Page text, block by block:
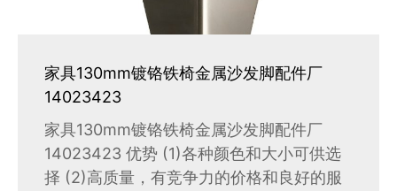
家具130mm镀铬铁椅金属沙发脚配件厂
14023423
家具130mm镀铬铁椅金属沙发脚配件厂
14023423 优势 (1)各种颜色和大小可供选
择 (2)高质量，有竞争力的价格和良好的服